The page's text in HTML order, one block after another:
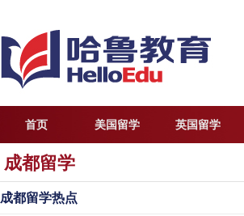
首页 美国留学 英国留学
成都留学
成都留学热点